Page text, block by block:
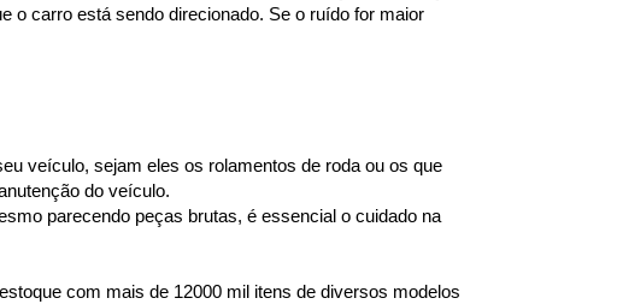
o carro está sendo direcionado. Se o ruído for maior
veículo, sejam eles os rolamentos de roda ou os que
do veículo.
parecendo peças brutas, é essencial o cuidado na
com mais de 12000 mil itens de diversos modelos